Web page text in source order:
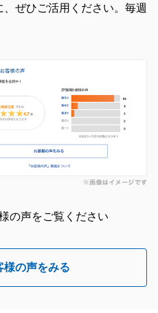
ぜひご活用ください。毎週
の声をご覧ください
様の声をみる